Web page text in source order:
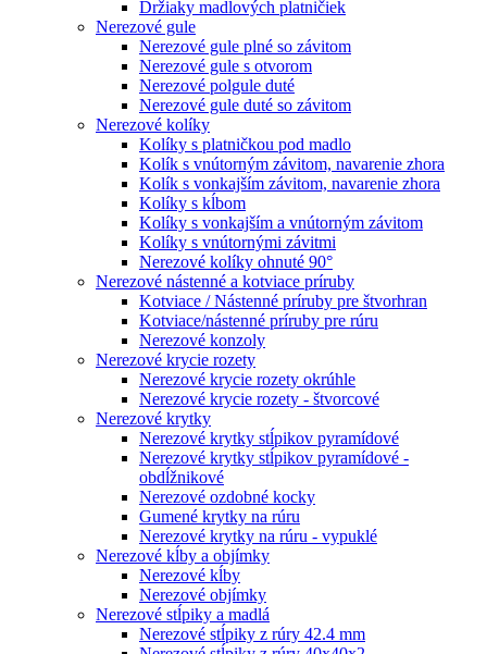
Držiaky madlových platničiek
Nerezové gule
Nerezové gule plné so závitom
Nerezové gule s otvorom
Nerezové polgule duté
Nerezové gule duté so závitom
Nerezové kolíky
Kolíky s platničkou pod madlo
Kolík s vnútorným závitom, navarenie zhora
Kolík s vonkajším závitom, navarenie zhora
Kolíky s kĺbom
Kolíky s vonkajším a vnútorným závitom
Kolíky s vnútornými závitmi
Nerezové kolíky ohnuté 90°
Nerezové nástenné a kotviace príruby
Kotviace / Nástenné príruby pre štvorhran
Kotviace/nástenné príruby pre rúru
Nerezové konzoly
Nerezové krycie rozety
Nerezové krycie rozety okrúhle
Nerezové krycie rozety - štvorcové
Nerezové krytky
Nerezové krytky stĺpikov pyramídové
Nerezové krytky stĺpikov pyramídové -
obdĺžnikové
Nerezové ozdobné kocky
Gumené krytky na rúru
Nerezové krytky na rúru - vypuklé
Nerezové kĺby a objímky
Nerezové kĺby
Nerezové objímky
Nerezové stĺpiky a madlá
Nerezové stĺpiky z rúry 42.4 mm